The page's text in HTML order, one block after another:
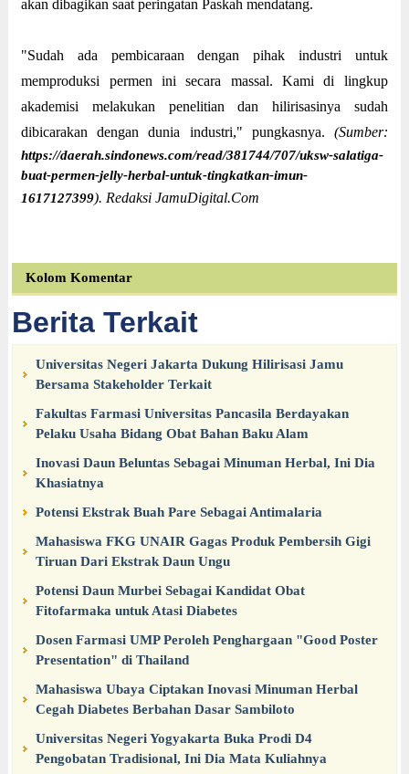
akan dibagikan saat peringatan Paskah mendatang.
"Sudah ada pembicaraan dengan pihak industri untuk
memproduksi permen ini secara massal. Kami di lingkup
akademisi melakukan penelitian dan hilirisasinya sudah
dibicarakan dengan dunia industri," pungkasnya. (Sumber:
https://daerah.sindonews.com/read/381744/707/uksw-salatiga-
buat-permen-jelly-herbal-untuk-tingkatkan-imun-
1617127399). Redaksi JamuDigital.Com
Kolom Komentar
Berita Terkait
Universitas Negeri Jakarta Dukung Hilirisasi Jamu
Bersama Stakeholder Terkait
Fakultas Farmasi Universitas Pancasila Berdayakan
Pelaku Usaha Bidang Obat Bahan Baku Alam
Inovasi Daun Beluntas Sebagai Minuman Herbal, Ini Dia
Khasiatnya
Potensi Ekstrak Buah Pare Sebagai Antimalaria
Mahasiswa FKG UNAIR Gagas Produk Pembersih Gigi
Tiruan Dari Ekstrak Daun Ungu
Potensi Daun Murbei Sebagai Kandidat Obat
Fitofarmaka untuk Atasi Diabetes
Dosen Farmasi UMP Peroleh Penghargaan "Good Poster
Presentation" di Thailand
Mahasiswa Ubaya Ciptakan Inovasi Minuman Herbal
Cegah Diabetes Berbahan Dasar Sambiloto
Universitas Negeri Yogyakarta Buka Prodi D4
Pengobatan Tradisional, Ini Dia Mata Kuliahnya